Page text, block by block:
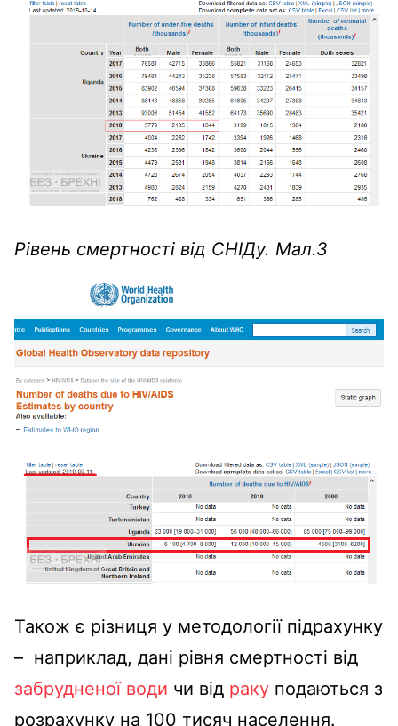
Рівень смертності від СНІДу. Мал.3
Також є різниця у методології підрахунку
– наприклад, дані рівня смертності від
забрудненої води чи від раку подаються з
розрахунку на 100 тисяч населення.